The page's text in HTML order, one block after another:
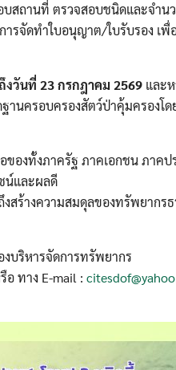
บสถานที่ ตรวจสอบชนิดและจำน
รจัดทำใบอนุญาต/ใบรับรอง เพื่
วันที่ 23 กรกฎาคม 2569 และ
านครอบครองสัตว์ป่าคุ้มครองโ
องทั้งภาครัฐ ภาคเอกชน ภาคป
น์และผลดี
สร้างความสมดุลของทรัพยากร
บริหารจัดการทรัพยากร
อ ทาง E-mail :